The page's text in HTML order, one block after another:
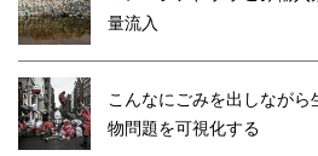
量流入
こんなにごみを出しなが
物問題を可視化する